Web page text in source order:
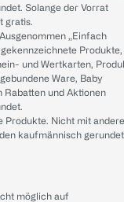
Solange der Vorrat
gratis.
„Einfach
Produkte,
und Wertkarten,
Ware, Baby
Rabatten und Aktionen
Produkte. Nicht mit
kaufmännisch
möglich auf